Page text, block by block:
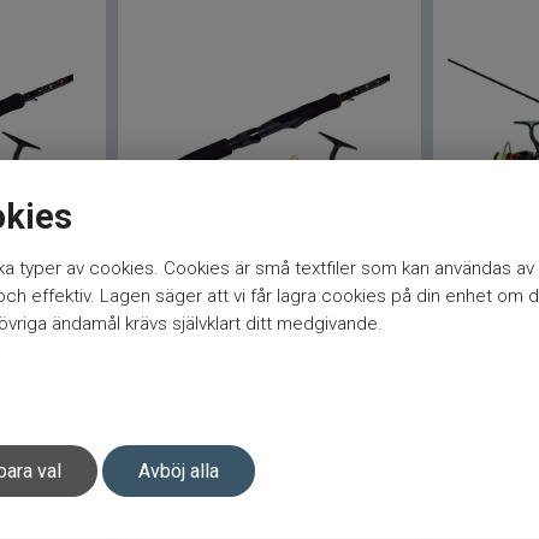
typer av cookies. Cookies är små textfiler som kan användas
effektiv. Lagen säger att vi får lagra cookies på din enhet om
ändamål krävs självklart ditt medgivande.
val Avböj alla
5-20g
Goldfish Haspelset 5.5 Fot 2-
12g
Daiwa
30gr